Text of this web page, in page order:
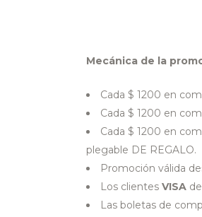
Mecánica de la
Cada $ 1200 en
Cada $ 1200 en
Cada $ 1200 en
plegable DE REGALO.
Promoción válida
Los clientes VISA
Las boletas de